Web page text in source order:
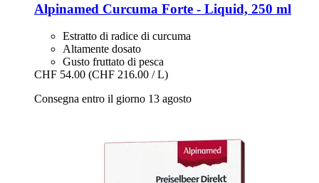
Alpinamed Curcuma Forte -​ Liquid, 250 ml
Estratto di radice di curcuma
Altamente dosato
Gusto fruttato di pesca
CHF 54.00 (CHF 216.00 / L)
Consegna entro il giorno 13 agosto